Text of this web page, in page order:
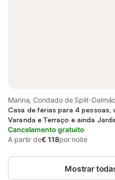
Marina, Condado de Split-
Casa de férias para 4 pessoas,
Varanda e Terraço e ainda
Piscina
Cancelamento gratuito
A partir de€ 118por noite
Mostrar